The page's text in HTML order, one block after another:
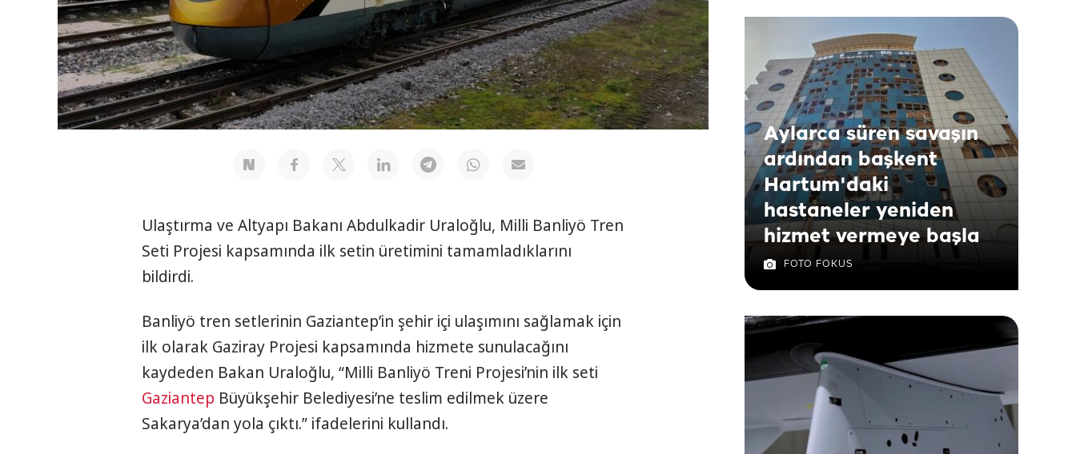
Ulaştırma ve Altyapı Bakanı Abdulkadir Uraloğlu, Milli Banliyö Tren
Seti Projesi kapsamında ilk setin üretimini tamamladıklarını
bildirdi.
Banliyö tren setlerinin Gaziantep’in şehir içi ulaşımını sağlamak için
ilk olarak Gaziray Projesi kapsamında hizmete sunulacağını
kaydeden Bakan Uraloğlu, “Milli Banliyö Treni Projesi’nin ilk seti
Gaziantep Büyükşehir Belediyesi’ne teslim edilmek üzere
Sakarya’dan yola çıktı.” ifadelerini kullandı.
Aylarca süren savaşın
ardından başkent
Hartum'daki
hastaneler yeniden
hizmet vermeye başla
FOTO FOKUS